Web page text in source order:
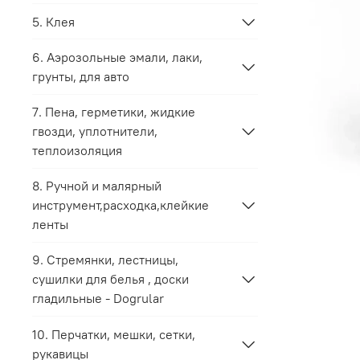
5. Клея
6. Аэрозольные эмали, лаки,
грунты, для авто
7. Пена, герметики, жидкие
гвозди, уплотнители,
теплоизоляция
8. Ручной и малярный
инструмент,расходка,клейкие
ленты
9. Стремянки, лестницы,
сушилки для белья , доски
гладильные - Dogrular
10. Перчатки, мешки, сетки,
рукавицы